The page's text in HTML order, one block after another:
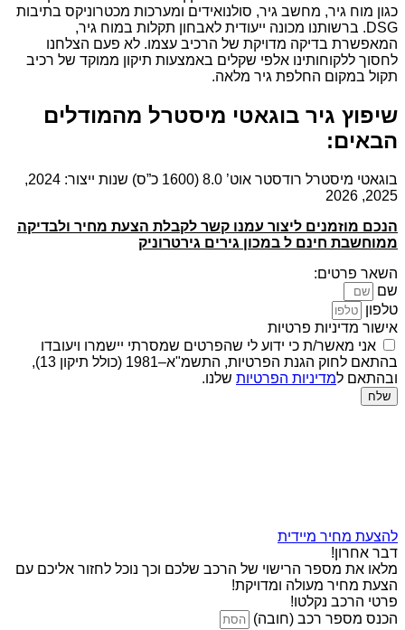
כגון מוח גיר, מחשב גיר, סולנואידים ומערכות מכטרוניקס בתיבות
DSG. ברשותנו מכונה ייעודית לאבחון תקלות במוח גיר,
המאפשרת בדיקה מדויקת של הרכיב עצמו. לא פעם הצלחנו
לחסוך ללקוחותינו אלפי שקלים באמצעות תיקון ממוקד של רכיב
תקול במקום החלפת גיר מלאה.
שיפוץ גיר בוגאטי מיסטרל מהמודלים
הבאים:
בוגאטי מיסטרל רודסטר אוט’ 8.0 (1600 כ”ס) שנות ייצור: 2024,
2025, 2026
הנכם מוזמנים ליצור עמנו קשר לקבלת הצעת מחיר ולבדיקה
ממוחשבת חינם ל במכון גירים גירטרוניק
השאר פרטים:
שם
טלפון
אישור מדיניות פרטיות
אני מאשר/ת כי ידוע לי שהפרטים שמסרתי יישמרו ויעובדו
בהתאם לחוק הגנת הפרטיות, התשמ"א–1981 (כולל תיקון 13),
ובהתאם למדיניות הפרטיות שלנו.
שלח
להצעת מחיר מיידית
דבר אחרון!
מלאו את מספר הרישוי של הרכב שלכם וכך נוכל לחזור אליכם עם
הצעת מחיר מעולה ומדויקת!
פרטי הרכב נקלטו!
הכנס מספר רכב (חובה)